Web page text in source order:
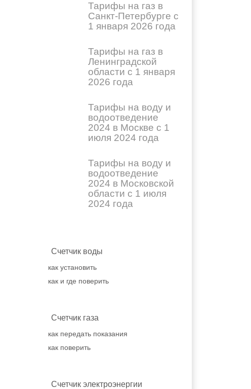
Тарифы на газ в
Санкт-Петербурге с
1 января 2026 года
Тарифы на газ в
Ленинградской
области с 1 января
2026 года
Тарифы на воду и
водоотведение
2024 в Москве с 1
июля 2024 года
Тарифы на воду и
водоотведение
2024 в Московской
области с 1 июля
2024 года
Счетчик воды
как установить
как и где поверить
Счетчик газа
как передать показания
как поверить
Счетчик электроэнергии